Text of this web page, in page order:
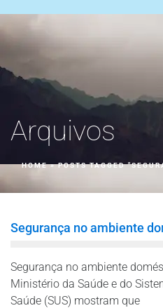
Arquivos
HOME»POSTS TAGGED
Segurança no ambiente
Segurança no ambiente
Ministério da Saúde e do
Saúde (SUS) mostram que